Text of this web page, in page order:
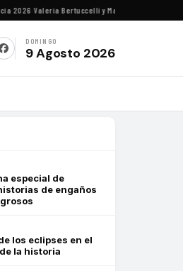
·Valeria Bertuccelli y Martín Rejtman
DOMINGO
9 Agosto 2026
especial de
de engaños
los eclipses en el
la historia